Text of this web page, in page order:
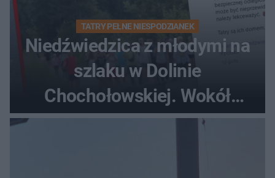
TATRY PEŁNE NIESPODZIANEK
Niedźwiedzica z młodymi na
szlaku w Dolinie
Chochołowskiej. Wokół
turyści!